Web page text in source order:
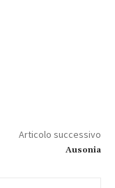
Articolo successivo
Ausonia